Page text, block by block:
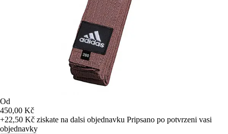
Od
450,00 Kč
+22,50 Kč ziskate na dalsi objednavku Pripsano po potvrzeni vasi
objednavky